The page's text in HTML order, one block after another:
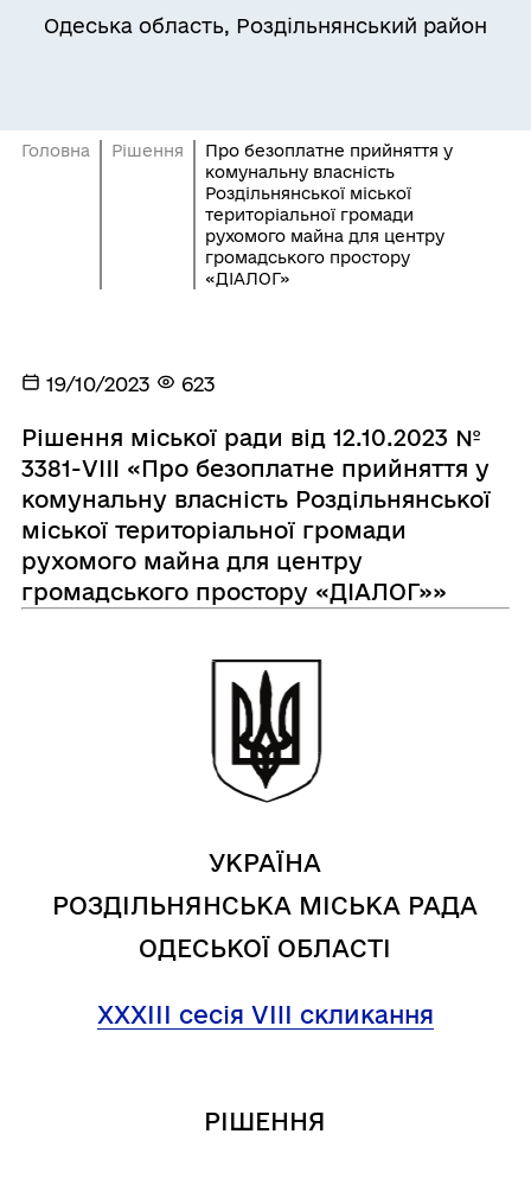
Одеська область, Роздільнянський район
Головна Рішення
Про безоплатне прийняття у
комунальну власність
Роздільнянської міської
територіальної громади
рухомого майна для центру
громадського простору
«ДІАЛОГ»
19/10/2023 623
Рішення міської ради від 12.10.2023 №
3381-VIII «Про безоплатне прийняття у
комунальну власність Роздільнянської
міської територіальної громади
рухомого майна для центру
громадського простору «ДІАЛОГ»»
УКРАЇНА
РОЗДІЛЬНЯНСЬКА МІСЬКА РАДА
ОДЕСЬКОЇ ОБЛАСТІ
ХХХІІІ сесія VIII скликання
РІШЕННЯ